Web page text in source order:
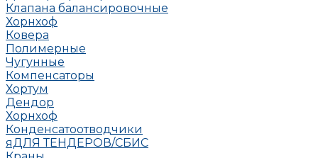
Клапана балансировочные
Хорнхоф
Ковера
Полимерные
Чугунные
Компенсаторы
Хортум
Дендор
Хорнхоф
Конденсатоотводчики
яДЛЯ ТЕНДЕРОВ/СБИС